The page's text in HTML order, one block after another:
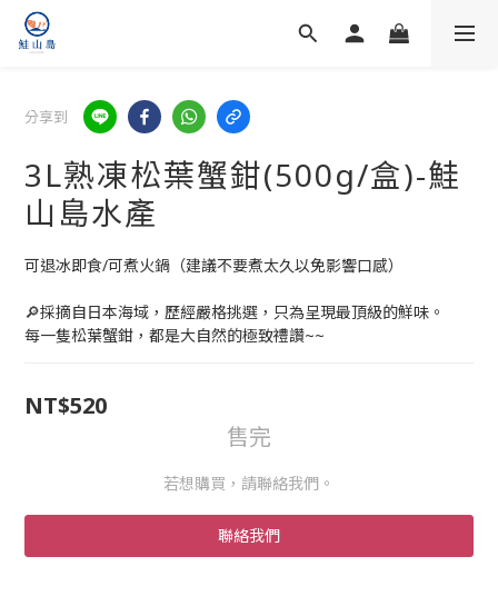
分享到
3L熟凍松葉蟹鉗(500g/盒)-鮭
山島水產
可退冰即食/可煮火鍋（建議不要煮太久以免影響口感）
🔎採摘自日本海域，歷經嚴格挑選，只為呈現最頂級的鮮味。
每一隻松葉蟹鉗，都是大自然的極致禮讚~~
NT$520
售完
若想購買，請聯絡我們。
聯絡我們